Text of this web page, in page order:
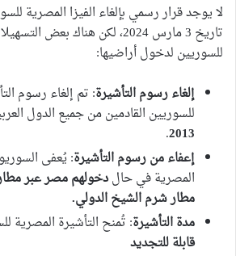
لا يوجد قرار رسمي بإلغاء الفيزا المصرية
تاريخ 3 مارس 2024، لكن هناك
للسوريين لدخول أراضيها:
إلغاء رسوم التأشيرة: تم إلغاء رسوم
للسوريين القادمين من جميع الدول
2013
.
إعفاء من رسوم التأشيرة: يُعفى
المصرية في حالدخولهم مصر عبر مطار
مطار شرم الشيخ الدولي.
مدة التأشيرة: تُمنح التأشيرة المصرية
قابلة للتجديد